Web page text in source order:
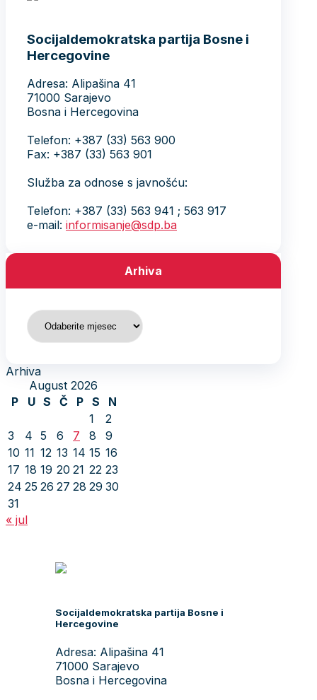
Socijaldemokratska partija Bosne i
Hercegovine
Adresa: Alipašina 41
71000 Sarajevo
Bosna i Hercegovina
Telefon: +387 (33) 563 900
Fax: +387 (33) 563 901
Služba za odnose s javnošću:
Telefon: +387 (33) 563 941 ; 563 917
e-mail: informisanje@sdp.ba
Arhiva
Arhiva
Arhiva
August 2026
P
U S Č P S
N
1
2
3
4 5 6 7 8
9
10 11 12 13 14 15 16
17 18 19 20 21 22 23
24 25 26 27 28 29 30
31
« jul
Socijaldemokratska partija Bosne i
Hercegovine
Adresa: Alipašina 41
71000 Sarajevo
Bosna i Hercegovina